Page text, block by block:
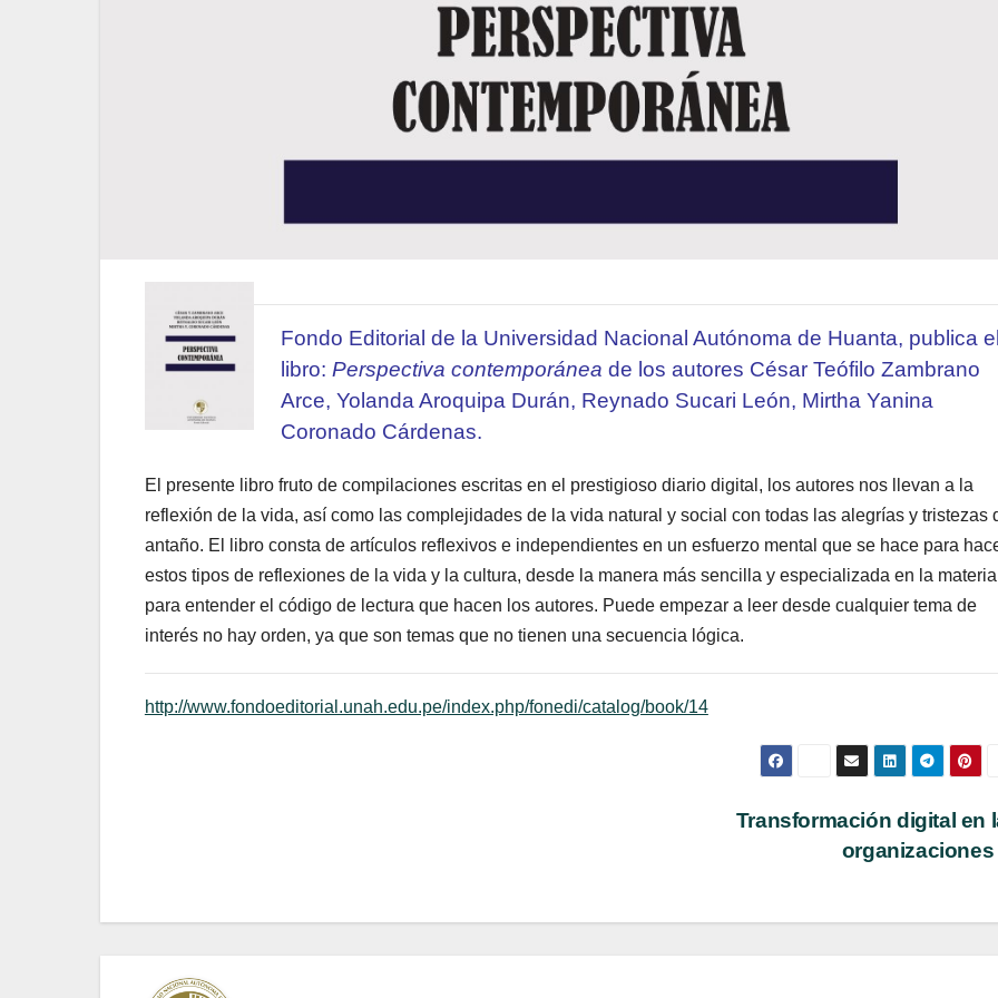
Fondo Editorial de la Universidad Nacional Autónoma de Huanta, publica el
libro: Perspectiva contemporánea de los autores César Teófilo Zambrano
Arce, Yolanda Aroquipa Durán, Reynado Sucari León, Mirtha Yanina
Coronado Cárdenas.
El presente libro fruto de compilaciones escritas en el prestigioso diario digital, los autores nos llevan a la
reflexión de la vida, así como las complejidades de la vida natural y social con todas las alegrías y tristezas
antaño. El libro consta de artículos reflexivos e independientes en un esfuerzo mental que se hace para
estos tipos de reflexiones de la vida y la cultura, desde la manera más sencilla y especializada en la materia
para entender el código de lectura que hacen los autores. Puede empezar a leer desde cualquier tema de
interés no hay orden, ya que son temas que no tienen una secuencia lógica.
http://www.fondoeditorial.unah.edu.pe/index.php/fonedi/catalog/book/14
entradas
Transformación digital en
organizaciones